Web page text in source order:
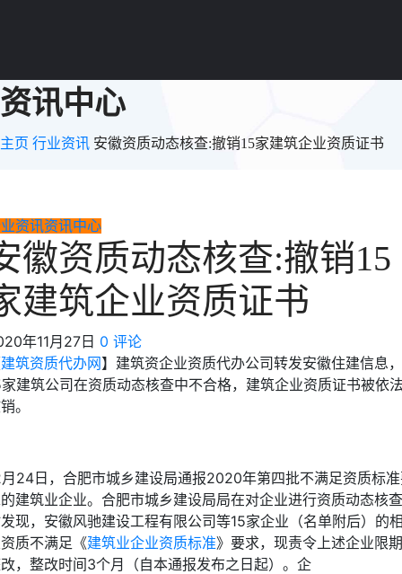
资讯中心
主页 行业资讯 安徽资质动态核查:撤销15家建筑企业资质证书
资讯资讯中心
徽资质动态核查:撤销15
建筑企业资质证书
年11月27日 0 评论
建筑资质代办网】建筑资企业资质代办公司转发安徽住建信息，
建筑公司在资质动态核查中不合格，建筑企业资质证书被依
。
24日，合肥市城乡建设局通报2020年第四批不满足资质标
建筑业企业。合肥市城乡建设局局在对企业进行资质动态核查
现，安徽风驰建设工程有限公司等15家企业（名单附后）的
质不满足《建筑业企业资质标准》要求，现责令上述企业限期
，整改时间3个月（自本通报发布之日起）。企